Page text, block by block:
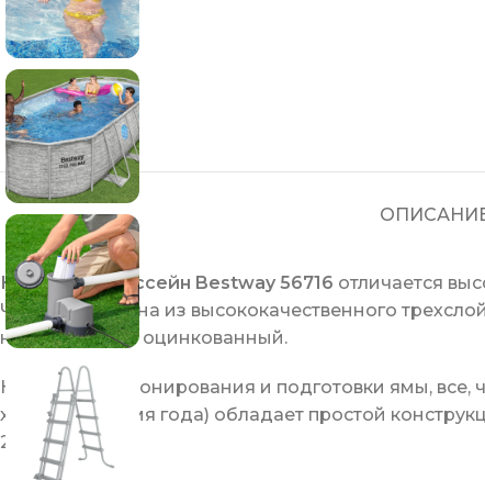
Каркасный бассейн Bestway 56716 отличается
Чаша выполнена из высококачественного
нержавеющий оцинкованный.
Не требует бетонирования и подготовки ямы,
холодное время года) обладает простой
2 часов.